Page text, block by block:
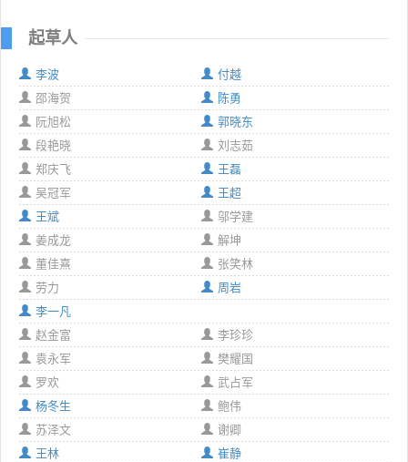
起草人
李波
付越
邵海贺
陈勇
阮旭松
郭晓东
段艳晓
刘志茹
郑庆飞
王磊
吴冠军
王超
王斌
邬学建
姜成龙
解坤
董佳熹
张笑林
劳力
周岩
李一凡
赵金富
李珍珍
袁永军
樊耀国
罗欢
武占军
杨冬生
鲍伟
苏泽文
谢卿
王林
崔静